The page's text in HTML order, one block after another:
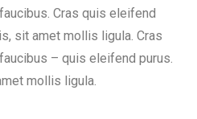
Cras quis eleifend
sit amet mollis ligula. Cras
– quis eleifend purus.
mollis ligula.